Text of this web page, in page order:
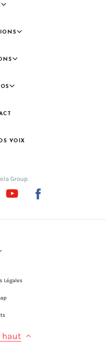
VOIX
Group
TwitterYouTube
Légales
haut